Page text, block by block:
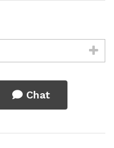
Chat